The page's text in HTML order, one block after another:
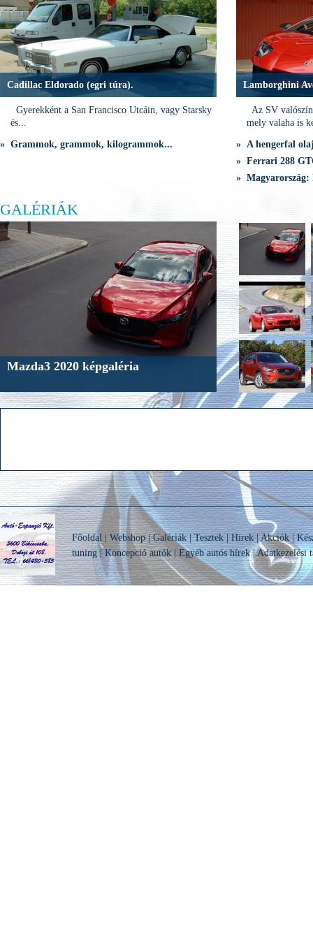
Cadillac Eldorado (egri túra).
Gyerekként a San Francisco Utcáin, vagy Starsky
és...
» Grammok, grammok, kilogrammok...
Lamborghini
Az SV
mely valaha is
» A hengerfal
» Ferrari 288
»
GALÉRIÁK
Mazda3 2020 képgaléria
Főoldal |Webshop|Galériák|Tesztek|Hírek|Akciók|
tuning|Koncepció autók| Egyéb autós hírek|Adatkezelési